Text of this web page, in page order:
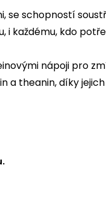
schopností
každému, kdo
nápoji pro
theanin, díky